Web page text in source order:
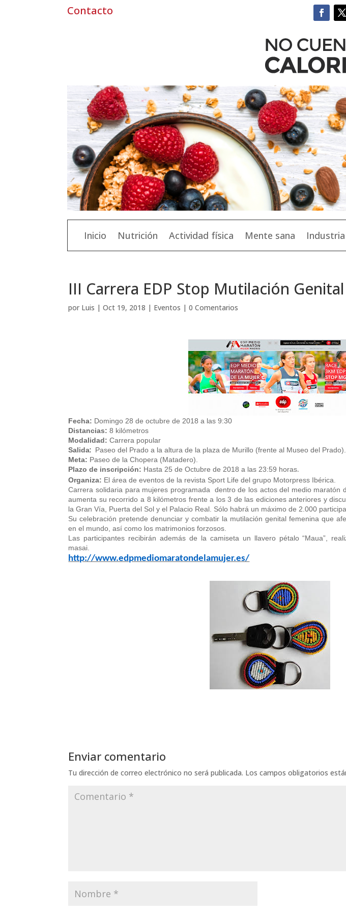
Contacto
Inicio Nutrición Actividad física Mente sana
III Carrera EDP Stop Mutilación
por Luis |Oct 19, 2018 | Eventos |0 Comentarios
Fecha: Domingo 28 de octubre de 2018 a las 9:30
Distancias:8 kilómetros
Modalidad:Carrera popular
Salida:
Paseo del Prado a la altura de la plaza de Murillo (frente al Museo del Prado).
Meta: Paseo de la Chopera (Matadero).
Plazo de inscripción: Hasta 25 de Octubre de 2018 a las 23:59 horas.
Organiza: El área de eventos de la revista Sport Life del grupo Motorpress Ibérica.
Carrera solidaria para mujeres programada
dentro de los actos del medio maratón
aumenta su recorrido a 8 kilómetros frente a los 3 de las ediciones anteriores y
la Gran Vía, Puerta del Sol y el Palacio Real. Sólo habrá un máximo de 2.000
Su celebración pretende denunciar y combatir la mutilación genital femenina que
en el mundo, así como los matrimonios forzosos.
Las participantes recibirán además de la camiseta un llavero pétalo “Maua”,
masai.
http://www.edpmediomaratondelamujer.es/
Enviar comentario
Tu dirección de correo electrónico no será publicada. Los campos obligatorios